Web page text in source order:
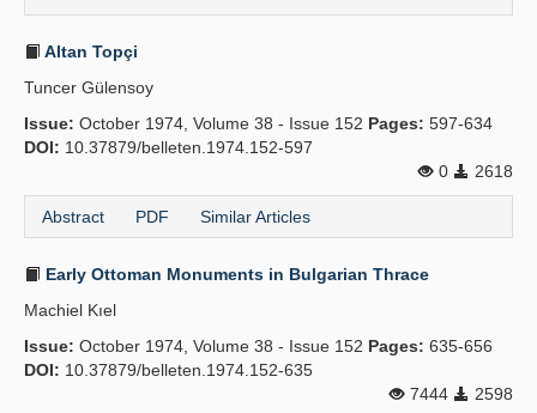
Altan Topçi
Tuncer Gülensoy
Issue: October 1974, Volume 38 - Issue 152 Pages: 597-634
DOI: 10.37879/belleten.1974.152-597
0
2618
Abstract PDF Similar Articles
Early Ottoman Monuments in Bulgarian Thrace
Machiel Kıel
Issue: October 1974, Volume 38 - Issue 152 Pages: 635-656
DOI: 10.37879/belleten.1974.152-635
7444
2598